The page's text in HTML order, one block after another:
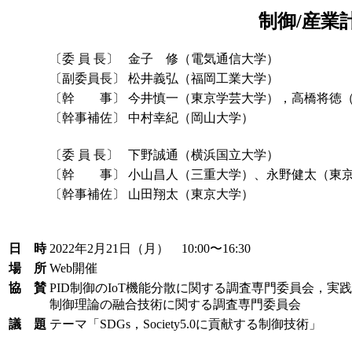
制御/産業
〔委 員 長〕
金子 修（電気通信大学）
〔副委員長〕
松井義弘（福岡工業大学）
〔幹 事〕
今井慎一（東京学芸大学），高橋将徳
〔幹事補佐〕
中村幸紀（岡山大学）
〔委 員 長〕
下野誠通（横浜国立大学）
〔幹 事〕
小山昌人（三重大学）、永野健太（東
〔幹事補佐〕
山田翔太（東京大学）
日 時 2022年2月21日（月） 10:00〜16:30
場 所 Web開催
協 賛 PID制御のIoT機能分散に関する調査専門委員会，実
制御理論の融合技術に関する調査専門委員会
議 題 テーマ「SDGs，Society5.0に貢献する制御技術」